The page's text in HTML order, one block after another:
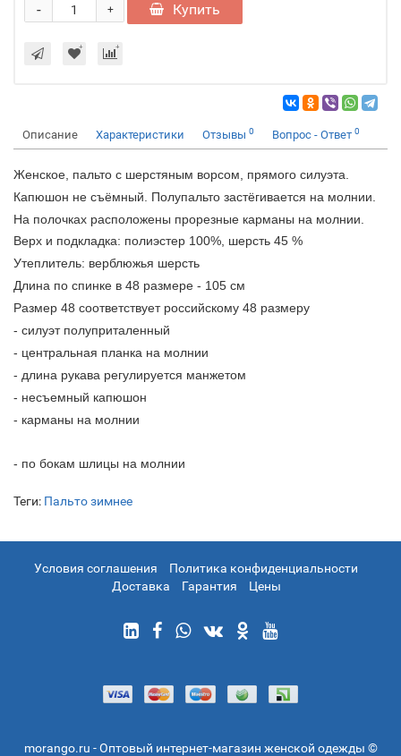
+
- Купить
Описание Характеристики Отзывы 0 Вопрос - Ответ 0
Женское, пальто с шерстяным ворсом, прямого силуэта.
Капюшон не съёмный. Полупальто застёгивается на молнии.
На полочках расположены прорезные карманы на молнии.
Верх и подкладка: полиэстер 100%, шерсть 45 %
Утеплитель: верблюжья шерсть
Длина по спинке в 48 размере - 105 см
Размер 48 соответствует российскому 48 размеру
- силуэт полуприталенный
- центральная планка на молнии
- длина рукава регулируется манжетом
- несъемный капюшон
- карманы на молнии
- по бокам шлицы на молнии
Теги: Пальто зимнее
Условия соглашения
Политика конфиденциальности
Доставка
Гарантия Цены
morango.ru - Оптовый интернет-магазин женской одежды ©